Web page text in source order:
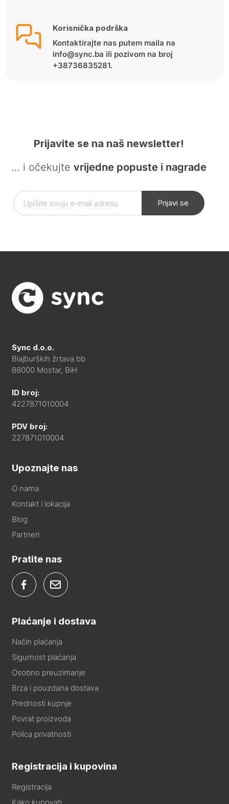
Korisnička podrška
Kontaktirajte nas putem maila na
info@sync.ba ili pozivom na broj
+38736835281.
Prijavite se na naš newsletter!
… i očekujte vrijedne popuste i nagrade
Prijavi se
Sync d.o.o.
Blajburških žrtava bb
88000 Mostar, BiH
ID broj:
4227871010004
PDV broj:
227871010004
Upoznajte nas
O nama
Kontakt i lokacija
Blog
Partneri
Pratite nas
Plaćanje i dostava
Način plaćanja
Sigurnost plaćanja
Osobno preuzimanje
Brza i pouzdana dostava
Prednosti kupnje
Povrat proizvoda
Polica privatnosti
Registracija i kupovina
Registracija